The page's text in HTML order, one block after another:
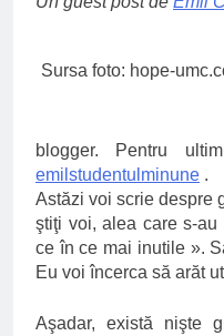
Sursa foto: hope-
blogger. Pentru
emilstudentulminune .
Astăzi voi scrie despre
ştiţi voi, alea care s-
ce în ce mai inutile ».
Eu voi încerca să arăt
Aşadar, există nişte